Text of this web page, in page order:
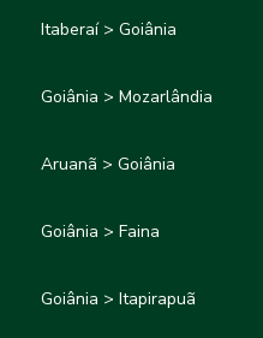
Itaberaí > Goiânia
Goiânia > Mozarlândia
Aruanã > Goiânia
Goiânia > Faina
Goiânia > Itapirapuã